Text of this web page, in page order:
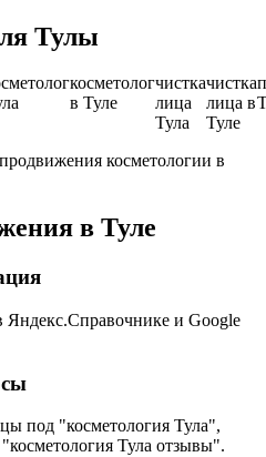
Тулы
косметолог
в Туле
чистка
лица
Тула
чистка
лица в
Туле
косметологии в
в Туле
Яндекс.Справочнике и Google
под "косметология Тула",
Тула отзывы".